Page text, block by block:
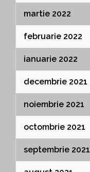
martie 2022
februarie 2022
ianuarie 2022
decembrie 2021
noiembrie 2021
octombrie 2021
septembrie 2021